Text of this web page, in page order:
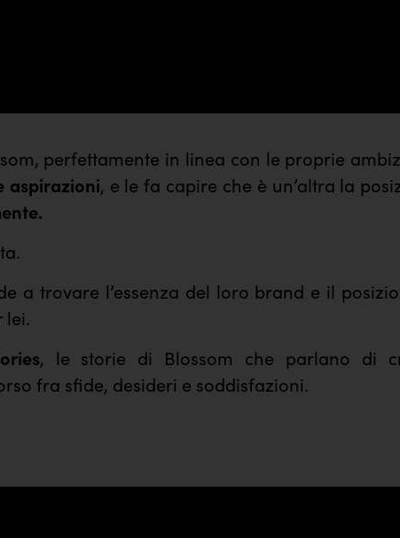
M
perfettamente in linea con le proprie
aspirazioni, e le fa capire che è un’altra la
a trovare l’essenza del loro brand e il
lei.
, le storie di Blossom che parlano di
fra sfide, desideri e soddisfazioni.